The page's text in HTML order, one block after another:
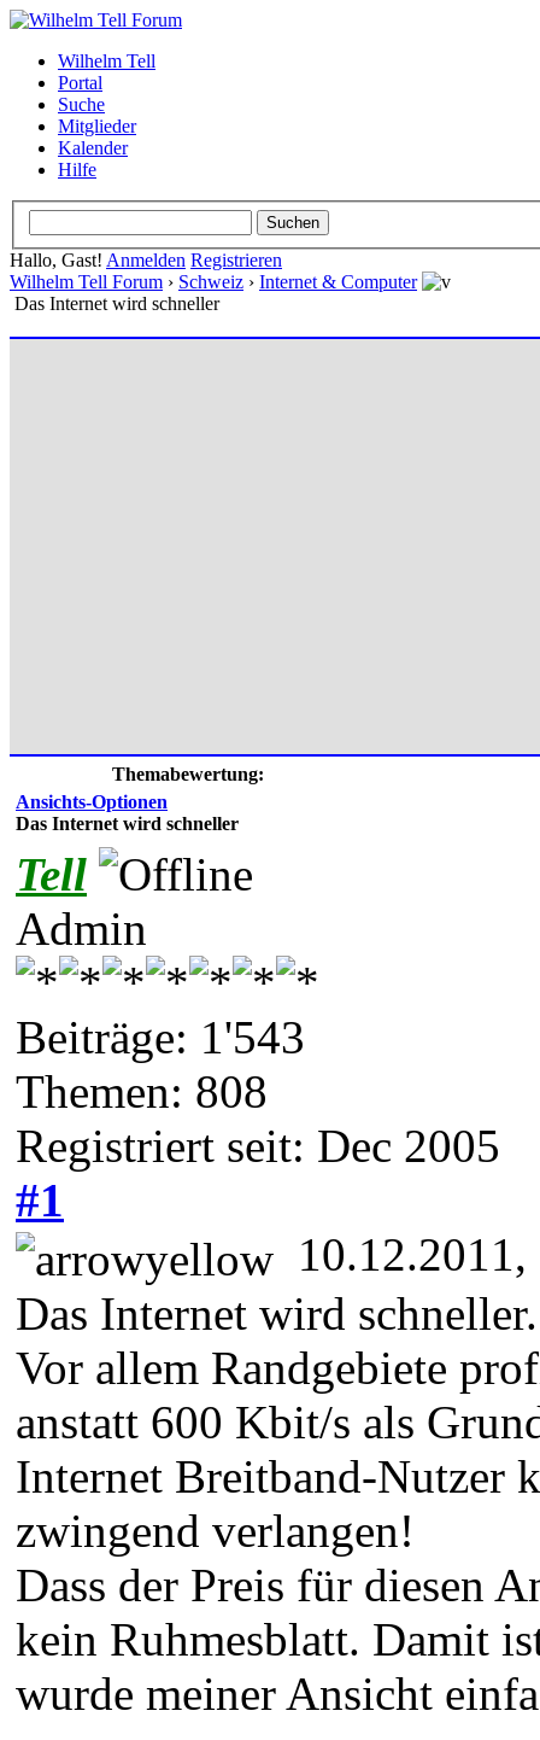
Wilhelm Tell
Portal
Suche
Mitglieder
Kalender
Hilfe
Hallo, Gast! Anmelden Registrieren
Wilhelm Tell Forum › Schweiz › Internet & Computer
Das Internet wird schneller
Themabewertung:
Ansichts-Optionen
Das Internet wird schneller
Tell
Admin
Beiträge: 1'543
Themen: 808
Registriert seit: Dec 2005
#1
Das Internet wird schneller.
Vor allem Randgebiete
anstatt 600 Kbit/s als
Internet Breitband-Nutzer
zwingend verlangen!
Dass der Preis für diesen
kein Ruhmesblatt. Damit
wurde meiner Ansicht